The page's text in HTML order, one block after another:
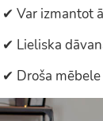
✔ Var izmantot
✔ Lieliska
✔ Droša